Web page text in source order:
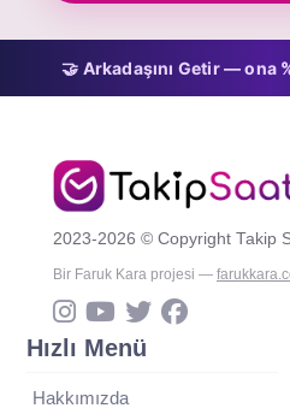
🤝 Arkadaşını Getir — ona
2023-2026 © Copyright Takip
Bir Faruk Kara projesi —
Hızlı Menü
Hakkımızda